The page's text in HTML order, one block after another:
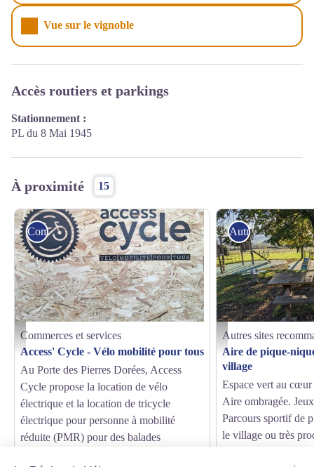
Vue sur le vignoble
Accès routiers et parkings
Stationnement :
PL du 8 Mai 1945
À proximité 15
Access Cycle - Lanotte Frédéric
Commerces et services
Commerces et services
Access' Cycle - Vélo mobilité pour tous
Au Porte des Pierres Dorées, Access
Cycle propose la location de vélo
électrique et la location de tricycle
électrique pour personne à mobilité
réduite (PMR) pour des balades
Vincent GUERIN -
Autres sites
Autres sites
Aire de pique-
village
Espace vert au
Aire ombragée.
Parcours sportif de
le village ou très